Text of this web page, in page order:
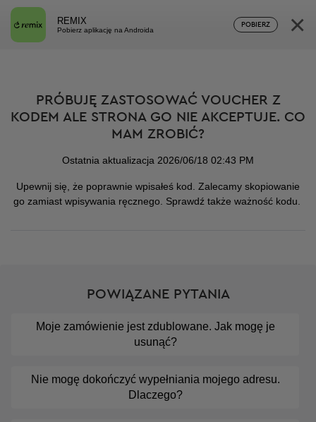
REMIX
Pobierz aplikację na Androida
POBIERZ ×
PRÓBUJĘ ZASTOSOWAĆ VOUCHER Z
KODEM ALE STRONA GO NIE AKCEPTUJE. CO
MAM ZROBIĆ?
Ostatnia aktualizacja 2026/06/18 02:43 PM
Upewnij się, że poprawnie wpisałeś kod. Zalecamy skopiowanie
go zamiast wpisywania ręcznego. Sprawdź także ważność kodu.
POWIĄZANE PYTANIA
Moje zamówienie jest zdublowane. Jak mogę je
usunąć?
Nie mogę dokończyć wypełniania mojego adresu.
Dlaczego?